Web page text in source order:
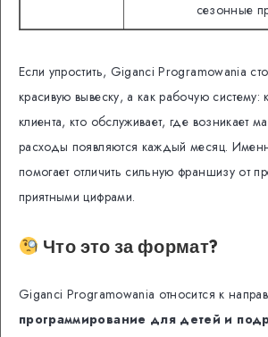
сезонные
Если упростить, Giganci Programowania
красивую вывеску, а как рабочую систему:
клиента, кто обслуживает, где возникает
расходы появляются каждый месяц.
помогает отличить сильную франшизу от
приятными цифрами.
Что это за формат?
Giganci Programowania относится к
программирование для детей и